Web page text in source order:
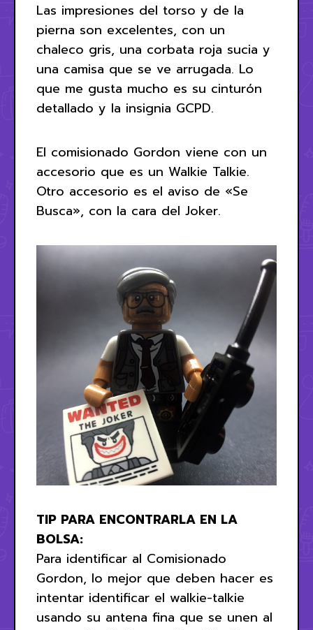
Las impresiones del torso y de la
pierna son excelentes, con un
chaleco gris, una corbata roja sucia y
una camisa que se ve arrugada. Lo
que me gusta mucho es su cinturón
detallado y la insignia GCPD.
El comisionado Gordon viene con un
accesorio que es un Walkie Talkie.
Otro accesorio es el aviso de «Se
Busca», con la cara del Joker.
TIP PARA ENCONTRARLA EN LA
BOLSA:
Para identificar al Comisionado
Gordon, lo mejor que deben hacer es
intentar identificar el walkie-talkie
usando su antena fina que se unen al